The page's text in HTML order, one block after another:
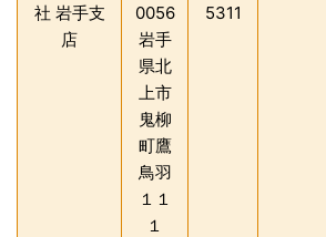
社 岩手支
店
0056
岩手
県北
上市
鬼柳
町鷹
鳥羽
１１
１
5311